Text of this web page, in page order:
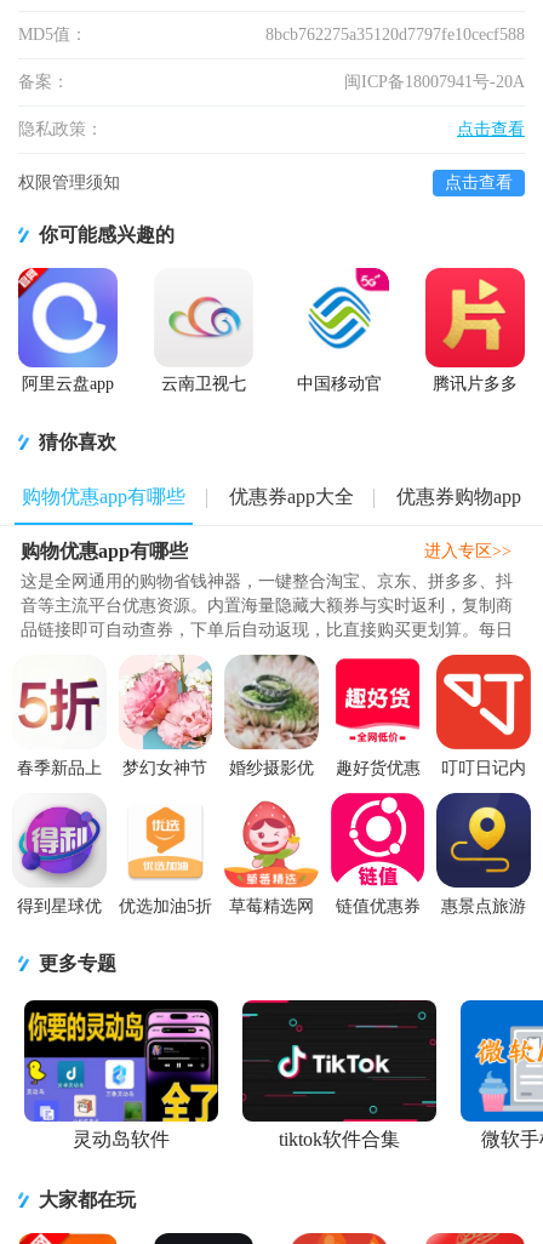
MD5值： 8bcb762275a35120d7797fe10cecf588
备案： 闽ICP备18007941号-20A
隐私政策： 点击查看
权限管理须知 点击查看
你可能感兴趣的
阿里云盘app
云南卫视七
中国移动官
腾讯片多多
猜你喜欢
购物优惠app有哪些 优惠券app大全 优惠券购物app
购物优惠app有哪些
这是全网通用的购物省钱神器，一键整合淘宝、京东、拼多多、抖
音等主流平台优惠资源。内置海量隐藏大额券与实时返利，复制商
品链接即可自动查券，下单后自动返现，比直接购买更划算。每日
精选爆款秒杀、品牌特卖、限时补贴，覆盖服饰、美妆、生鲜、家
居全品类，比价、查价、降价提醒一步到位。操作简单无套路，新
人享专属福利，低门槛提现，到账快速。无论是日常网购、外卖点
餐还是出行加油，都能帮你省心省钱，是居家过日子、学生..
进入专区>>
春季新品上
PSD海报
梦幻女神节
报素材下载
婚纱摄影优
免费下载
趣好货优惠
券app6.0.5
安卓版
叮叮日记内
部优惠券领
取app0.0.6
手机版
得到星球优
1.0.16 安卓
优选加油5折
草莓精选网
链值优惠券
惠景点旅游
更多专题
灵动岛软件 tiktok软件合集 微软手
大家都在玩